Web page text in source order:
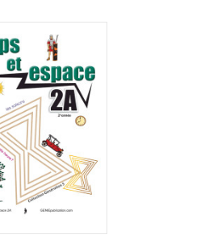
aux trésors – Jeu de table
$
-PDF